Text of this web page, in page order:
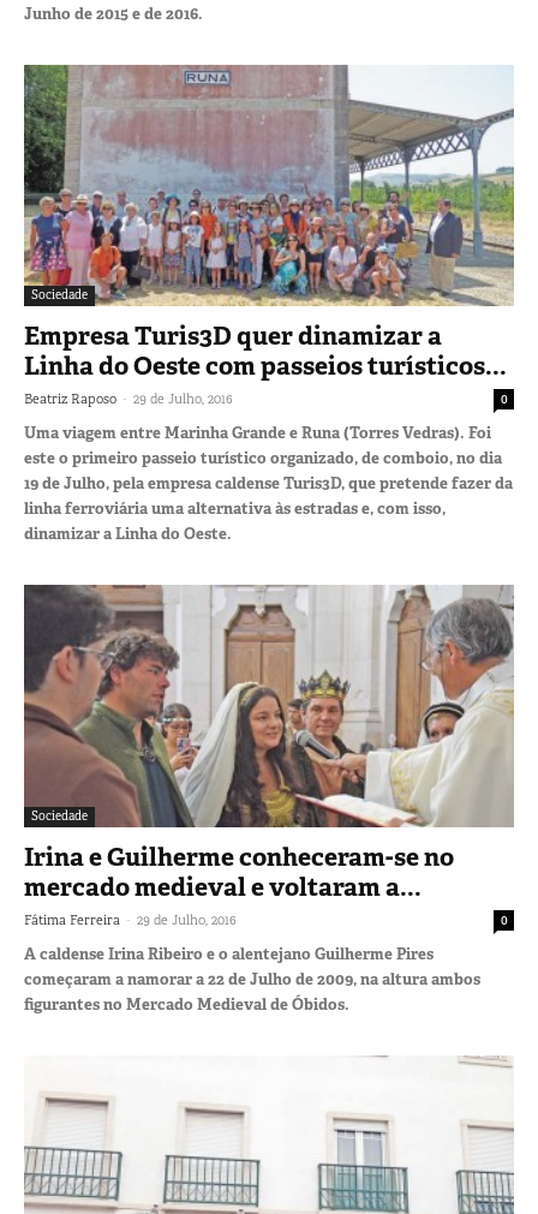
Junho de 2015 e de 2016.
Sociedade
Empresa Turis3D quer dinamizar a
Linha do Oeste com passeios turísticos...
Beatriz Raposo - 29 de Julho, 2016 0
Uma viagem entre Marinha Grande e Runa (Torres Vedras). Foi
este o primeiro passeio turístico organizado, de comboio, no dia
19 de Julho, pela empresa caldense Turis3D, que pretende fazer da
linha ferroviária uma alternativa às estradas e, com isso,
dinamizar a Linha do Oeste.
Sociedade
Irina e Guilherme conheceram-se no
mercado medieval e voltaram a...
Fátima Ferreira - 29 de Julho, 2016 0
A caldense Irina Ribeiro e o alentejano Guilherme Pires
começaram a namorar a 22 de Julho de 2009, na altura ambos
figurantes no Mercado Medieval de Óbidos.